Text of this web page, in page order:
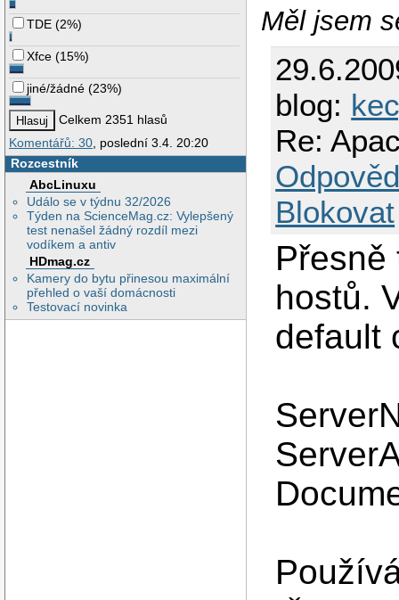
TDE (2%)
Xfce (15%)
jiné/žádné (23%)
Celkem 2351 hlasů
Komentářů: 30 , poslední 3.4. 20:20
Rozcestník
AbcLinuxu
Událo se v týdnu 32/2026
Týden na ScienceMag.cz: Vylepšený
test nenašel žádný rozdíl mezi
vodíkem a antiv
HDmag.cz
Kamery do bytu přinesou maximální
přehled o vaší domácnosti
Testovací novinka
Měl jsem
blog:
Re:
Blokovat
Přesně
hostů.
default